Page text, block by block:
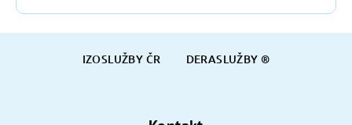
IZOSLUŽBY ČR DERASLUŽBY ®